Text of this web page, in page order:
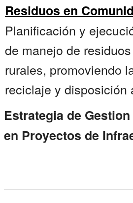
Residuos en
Planificación y
de manejo de
rurales, promoviendo
reciclaje y disposición
Estrategia de
en Proyectos de